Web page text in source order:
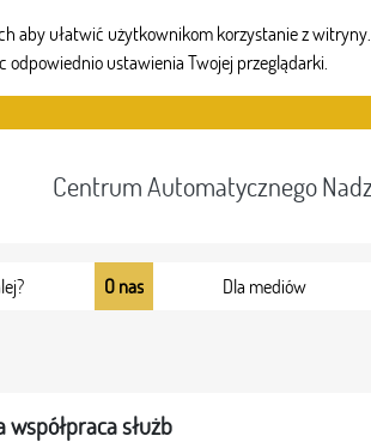
ułatwić użytkownikom korzystanie z
odpowiednio ustawienia Twojej przeglądarki.
Centrum Automatycznego
O nas Dla mediów
współpraca służb